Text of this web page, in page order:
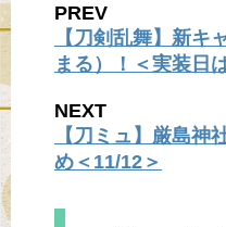
PREV
【刀剣乱舞】新キ
まる）！＜実装日
NEXT
【刀ミュ】厳島神
め＜11/12＞